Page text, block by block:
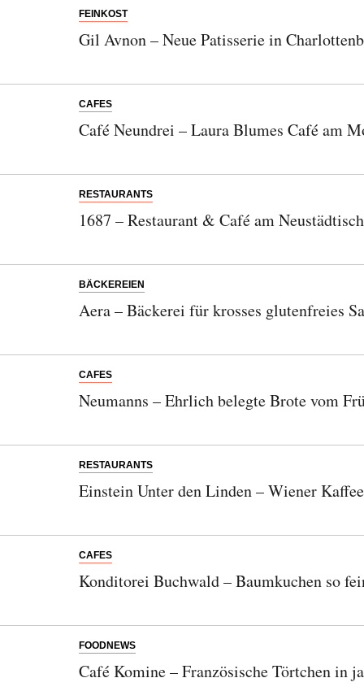
FEINKOST
Gil Avnon – Neue Patisserie in
CAFES
Café Neundrei – Laura Blumes Café am
RESTAURANTS
1687 – Restaurant & Café am
BÄCKEREIEN
Aera – Bäckerei für krosses glutenfreies
CAFES
Neumanns – Ehrlich belegte Brote vom
RESTAURANTS
Einstein Unter den Linden – Wiener
CAFES
Konditorei Buchwald – Baumkuchen so
FOODNEWS
Café Komine – Französische Törtchen in